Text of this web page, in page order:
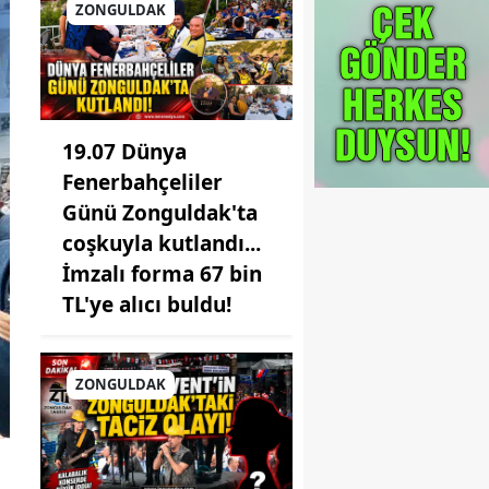
ZONGULDAK
19.07 Dünya
Fenerbahçeliler
Günü Zonguldak'ta
coşkuyla kutlandı...
İmzalı forma 67 bin
TL'ye alıcı buldu!
ZONGULDAK